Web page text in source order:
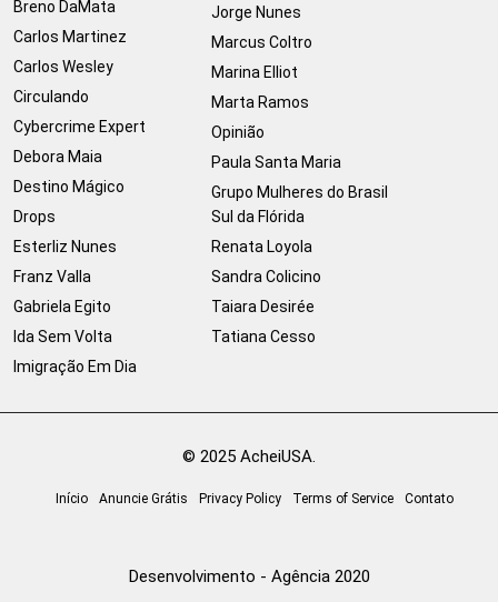
Breno DaMata
Carlos Martinez
Carlos Wesley
Circulando
Cybercrime Expert
Debora Maia
Destino Mágico
Drops
Esterliz Nunes
Franz Valla
Gabriela Egito
Ida Sem Volta
Imigração Em Dia
Jorge Nunes
Marcus Coltro
Marina Elliot
Marta Ramos
Opinião
Paula Santa Maria
Grupo Mulheres do Brasil
Sul da Flórida
Renata Loyola
Sandra Colicino
Taiara Desirée
Tatiana Cesso
© 2025 AcheiUSA.
Início Anuncie Grátis Privacy Policy Terms of Service Contato
Desenvolvimento - Agência 2020